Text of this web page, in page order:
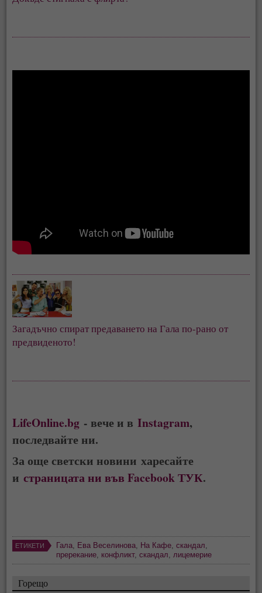
Загадъчно спират предаването на Гала по-рано от
предвиденото!
LifeOnline.bg - вече и вInstagram,
последвайте ни.
За още светски новини харесайте
истраницата ни във Facebook ТУК.
ЕТИКЕТИ Гала Ева Веселинова На Кафе ,скандал
пререкание конфликт,скандал лицемерие
Горещо